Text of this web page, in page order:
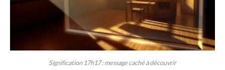
Signification 17h17 : message caché à découvrir